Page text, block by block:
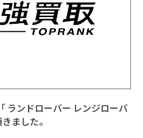
「 ランドローバー レンジローバ
ました。